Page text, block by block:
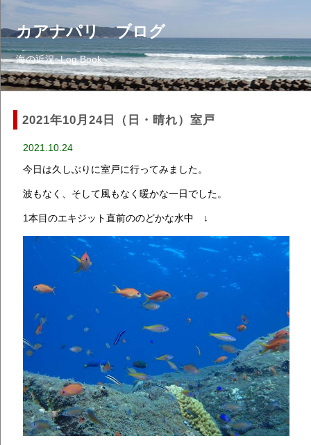
カアナパリ ブログ
海の近況~Log Book~
2021年10月24日（日・晴れ）室戸
2021.10.24
今日は久しぶりに室戸に行ってみました。
波もなく、そして風もなく暖かな一日でした。
1本目のエキジット直前ののどかな水中 ↓